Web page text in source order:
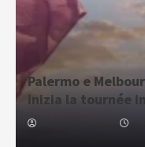
Palermo e
inizia la tournée